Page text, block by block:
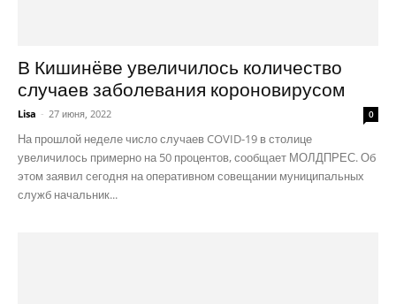
В Кишинёве увеличилось количество
случаев заболевания короновирусом
Lisa - 27 июня, 2022 0
На прошлой неделе число случаев COVID-19 в столице
увеличилось примерно на 50 процентов, сообщает МОЛДПРЕС. Об
этом заявил сегодня на оперативном совещании муниципальных
служб начальник...